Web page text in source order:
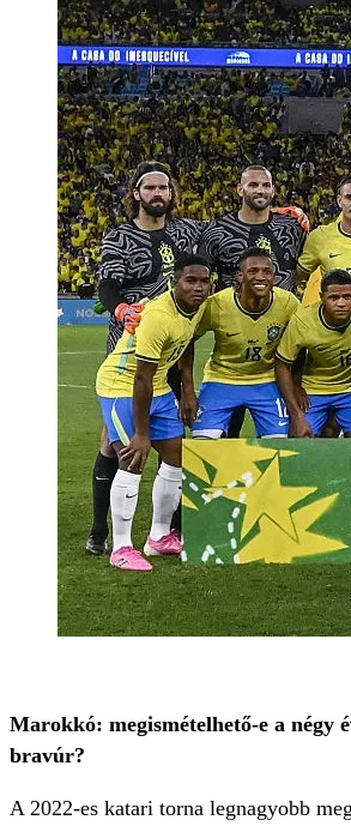
Marokkó: megismételhető-e a négy
bravúr?
A 2022-es katari torna legnagyobb